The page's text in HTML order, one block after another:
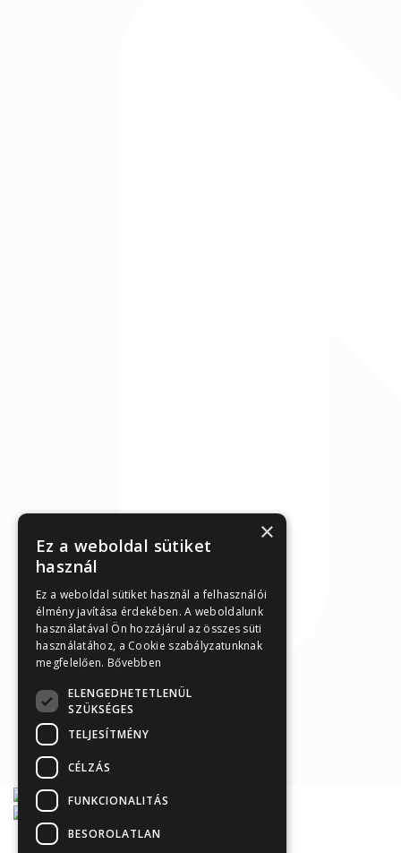
×
Ez a weboldal sütiket
használ
Ez a weboldal sütiket használ a felhasználói
élmény javítása érdekében. A weboldalunk
használatával Ön hozzájárul az összes süti
használatához, a Cookie szabályzatunknak
megfelelően. Bővebben
ELENGEDHETETLENÜL
SZÜKSÉGES
TELJESÍTMÉNY
CÉLZÁS
FUNKCIONALITÁS
BESOROLATLAN